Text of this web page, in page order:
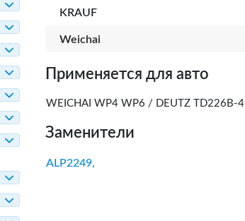
KRAUF
Weichai
Применяется для авто
WEICHAI WP4 WP6 / DEUTZ TD226B-4
Заменители
ALP2249,